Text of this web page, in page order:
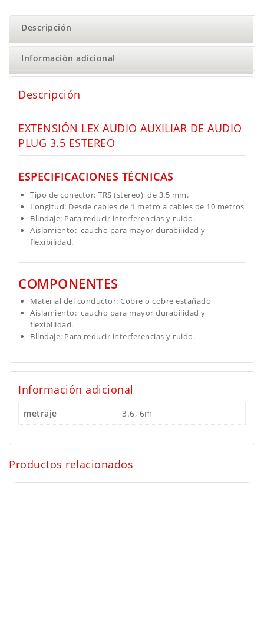
Descripción
Información adicional
Descripción
EXTENSIÓN LEX AUDIO AUXILIAR DE AUDIO
PLUG 3.5 ESTEREO
ESPECIFICACIONES TÉCNICAS
Tipo de conector: TRS (stereo) de 3.5 mm.
Longitud: Desde cables de 1 metro a cables de 10 metros
Blindaje: Para reducir interferencias y ruido.
Aislamiento: caucho para mayor durabilidad y
flexibilidad.
COMPONENTES
Material del conductor: Cobre o cobre estañado
Aislamiento: caucho para mayor durabilidad y
flexibilidad.
Blindaje: Para reducir interferencias y ruido.
Información adicional
metraje 3.6, 6m
Productos relacionados